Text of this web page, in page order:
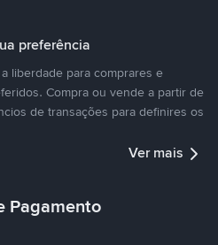
preferência
liberdade para comprares e
Compra ou vende a partir de
de transações para definires os
Ver mais
Pagamento